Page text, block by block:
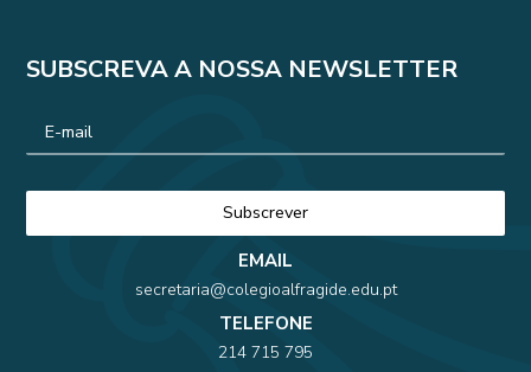
SUBSCREVA A NOSSA NEWSLETTER
EMAIL
secretaria@colegioalfragide.edu.pt
TELEFONE
214 715 795